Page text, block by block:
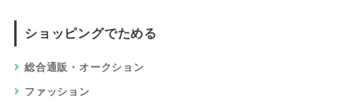
ショッピングでためる
総合通販・オークション
ファッション